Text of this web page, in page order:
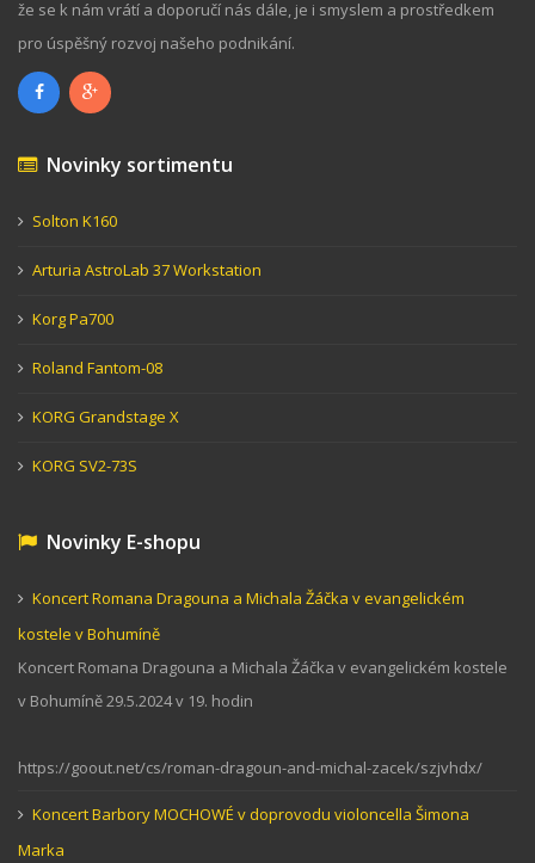
že se k nám vrátí a doporučí nás dále, je i smyslem a prostředkem
pro úspěšný rozvoj našeho podnikání.
Novinky sortimentu
Solton K160
Arturia AstroLab 37 Workstation
Korg Pa700
Roland Fantom-08
KORG Grandstage X
KORG SV2-73S
Novinky E-shopu
Koncert Romana Dragouna a Michala Žáčka v evangelickém
kostele v Bohumíně
Koncert Romana Dragouna a Michala Žáčka v evangelickém kostele
v Bohumíně 29.5.2024 v 19. hodin
https://goout.net/cs/roman-dragoun-and-michal-zacek/szjvhdx/
Koncert Barbory MOCHOWÉ v doprovodu violoncella Šimona
Marka